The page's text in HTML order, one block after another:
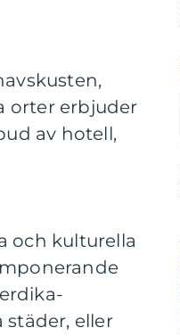
orter erbjuder
av hotell,
och kulturella
städer, eller